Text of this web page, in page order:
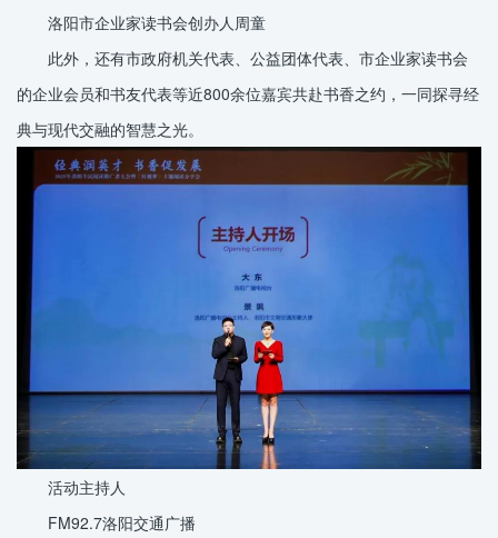
洛阳市企业家读书会创办人周童
此外，还有市政府机关代表、公益团体代表、市企业家读书会
的企业会员和书友代表等近800余位嘉宾共赴书香之约，一同探寻经
典与现代交融的智慧之光。
活动主持人
FM92.7洛阳交通广播